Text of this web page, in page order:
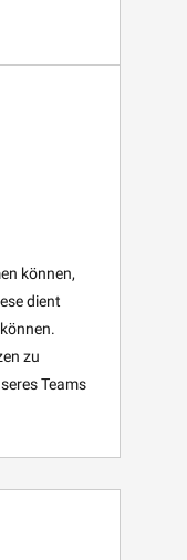
können,
dient
zu
Teams